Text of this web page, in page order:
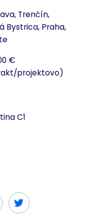
Trenčín,
Bystrica, Praha,
€
projektovo)
C1